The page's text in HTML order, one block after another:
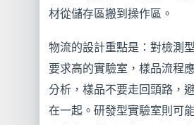
材從儲存區搬到操作區。
物流的設計重點是：對檢測
要求高的實驗室，樣品流
分析，樣品不要走回頭路，
在一起。研發型實驗室則可